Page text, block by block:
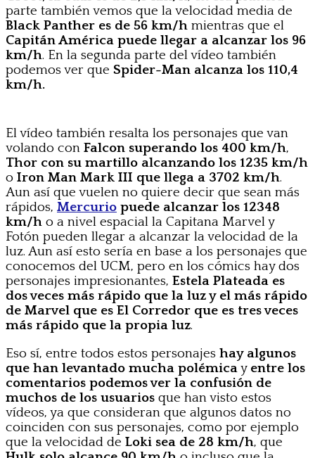
parte también vemos que la velocidad media de
Black Panther es de 56 km/h mientras que el
Capitán América puede llegar a alcanzar los 96
km/h. En la segunda parte del vídeo también
podemos ver que Spider-Man alcanza los 110,4
km/h.
El vídeo también resalta los personajes que van
volando con Falcon superando los 400 km/h,
Thor con su martillo alcanzando los 1235 km/h
o Iron Man Mark III que llega a 3702 km/h.
Aun así que vuelen no quiere decir que sean más
rápidos, Mercurio puede alcanzar los 12348
km/h o a nivel espacial la Capitana Marvel y
Fotón pueden llegar a alcanzar la velocidad de la
luz. Aun así esto sería en base a los personajes que
conocemos del UCM, pero en los cómics hay dos
personajes impresionantes, Estela Plateada es
dos veces más rápido que la luz y el más rápido
de Marvel que es El Corredor que es tres veces
más rápido que la propia luz.
Eso sí, entre todos estos personajes hay algunos
que han levantado mucha polémicay entre los
comentarios podemos ver la confusión de
muchos de los usuarios que han visto estos
vídeos, ya que consideran que algunos datos no
coinciden con sus personajes, como por ejemplo
que la velocidad de Loki sea de 28 km/h, que